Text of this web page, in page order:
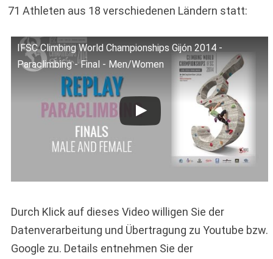
71 Athleten aus 18 verschiedenen Ländern statt:
IFSC Climbing World Championships Gijón 2014 -
Paraclimbing - Final - Men/Women
Durch Klick auf dieses Video willigen Sie der
Datenverarbeitung und Übertragung zu Youtube bzw.
Google zu. Details entnehmen Sie der